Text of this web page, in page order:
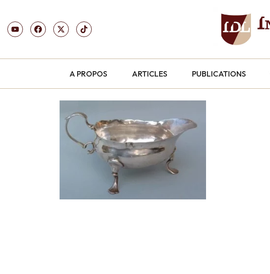
A PROPOS ARTICLES PUBLICATIONS